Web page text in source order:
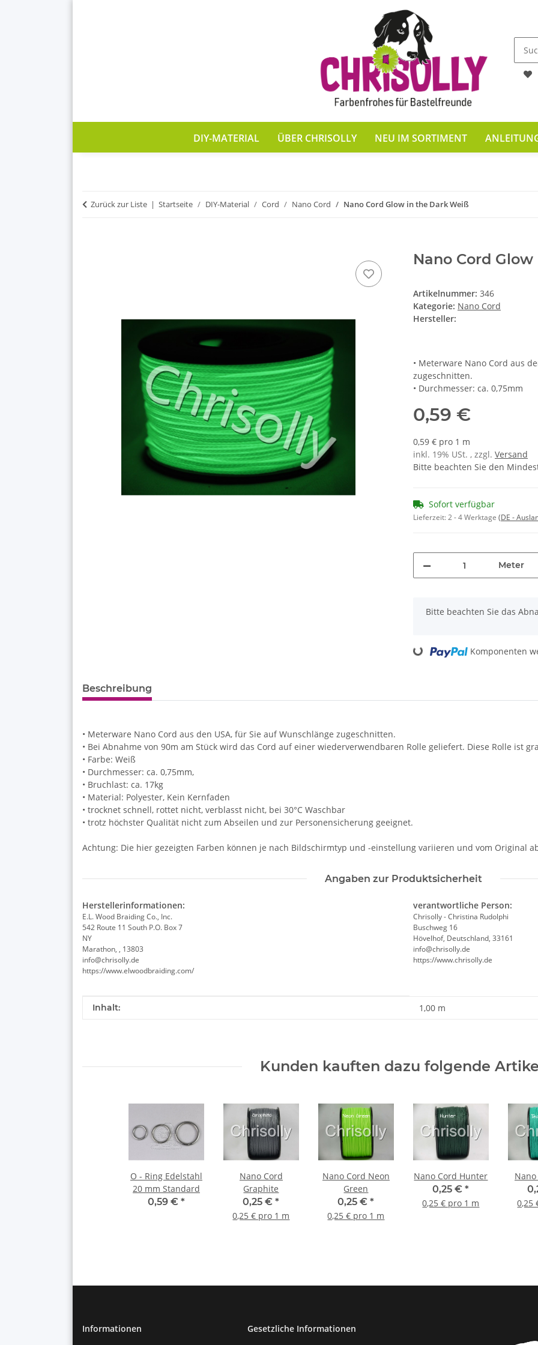
DIY-MATERIAL ÜBER CHRISOLLY NEU IM SORTIMENT
Zurück zur Liste Startseite DIY-Material Cord Nano Cord Nano Cord Glow in the Dark Weiß
Nano Cord
Artikelnummer: 346
Kategorie: Nano Cord
Hersteller:
• Meterware Nano Cord aus
zugeschnitten.
• Durchmesser: ca. 0,75mm
0,59 €
0,59 € pro 1 m
inkl. 19% USt. , zzgl. Versand
Bitte beachten Sie den
Sofort verfügbar
Lieferzeit:2 - 4 Werktage (DE -
Meter
x
Bitte beachten Sie das
Loading... Komponenten
Beschreibung
• Meterware Nano Cord aus den USA, für Sie auf Wunschlänge zugeschnitten.
• Bei Abnahme von 90m am Stück wird das Cord auf einer wiederverwendbaren Rolle geliefert. Diese Rolle ist
• Farbe: Weiß
• Durchmesser: ca. 0,75mm,
• Bruchlast: ca. 17kg
• Material: Polyester, Kein Kernfaden
• trocknet schnell, rottet nicht, verblasst nicht, bei 30°C Waschbar
• trotz höchster Qualität nicht zum Abseilen und zur Personensicherung geeignet.
Achtung: Die hier gezeigten Farben können je nach Bildschirmtyp und -einstellung variieren und vom Original
Angaben zur Produktsicherheit
Herstellerinformationen:
E.L. Wood Braiding Co., Inc.
542 Route 11 South P.O. Box 7
NY
Marathon, , 13803
info@chrisolly.de
https://www.elwoodbraiding.com/
verantwortliche Person:
Chrisolly - Christina Rudolphi
Buschweg 16
Hövelhof, Deutschland, 33161
info@chrisolly.de
https://www.chrisolly.de
Produkteigenschaft
Wert
Inhalt: 1,00 m
Kunden kauften dazu folgende
O - Ring Edelstahl
20 mm Standard
0,59 € *
Nano Cord
Graphite
0,25 €*
0,25 € pro 1 m
Nano Cord Neon
Green
0,25 €*
0,25 € pro 1 m
Nano Cord Hunter
0,25 €*
0,25 € pro 1 m
0,25
Informationen Gesetzliche Informationen